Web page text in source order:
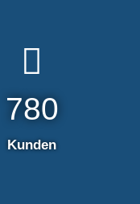

780
Kunden